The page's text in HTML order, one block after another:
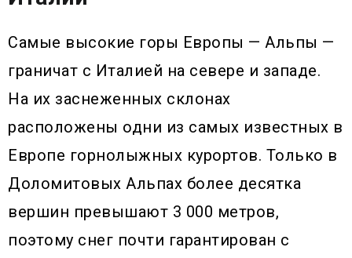
Самые высокие горы Европы — Альпы —
граничат с Италией на севере и западе.
На их заснеженных склонах
расположены одни из самых известных в
Европе горнолыжных курортов. Только в
Доломитовых Альпах более десятка
вершин превышают 3 000 метров,
поэтому снег почти гарантирован с